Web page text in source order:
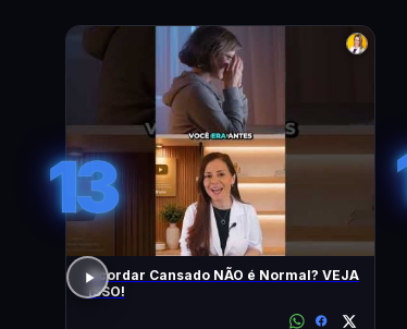
13
Acordar Cansado NÃO é Normal? VEJA
ISSO!